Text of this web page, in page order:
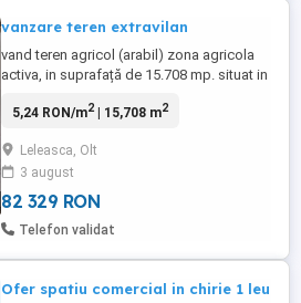
vanzare teren extravilan
vand teren agricol (arabil) zona agricola
activa, in suprafață de 15.708 mp. situat in
tarla 5, parcela 30, intabulat, carte
inscrise. Pret 15.700 euro. Telefon
5,24 RON/m2| 15,708 m2
Leleasca, Olt
3 august
82 329 RON
Telefon validat
Ofer spatiu comercial in chirie 1 leu